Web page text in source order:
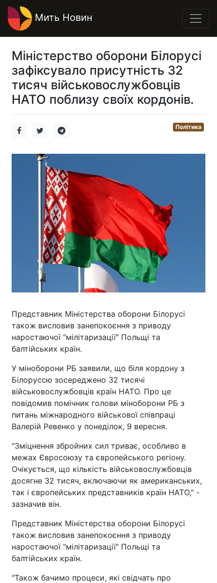
Мить Новин
Міністерство оборони Білорусі
зафіксувало присутність 32
тисяч військовослужбовців
НАТО поблизу своїх кордонів.
Політика
Представник Міністерства оборони Білорусі
також висловив занепокоєння з приводу
наростаючої "мілітаризації" Польщі та
балтійських країн.
У міноборони РБ заявили, що біля кордону з
Білоруссю зосереджено 32 тисячі
військовослужбовців країн НАТО. Про це
повідомив помічник голови міноборони РБ з
питань міжнародного військової співпраці
Валерій Ревенко у понеділок, 9 вересня.
"Зміцнення збройних сил триває, особливо в
межах Євросоюзу та європейського регіону.
Очікується, що кількість військовослужбовців
досягне 32 тисяч, включаючи як американських,
так і європейських представників країн НАТО," -
зазначив він.
Представник Міністерства оборони Білорусі
також висловив занепокоєння з приводу
наростаючої "мілітаризації" Польщі та
балтійських країн.
"Також бачимо процеси, які свідчать про